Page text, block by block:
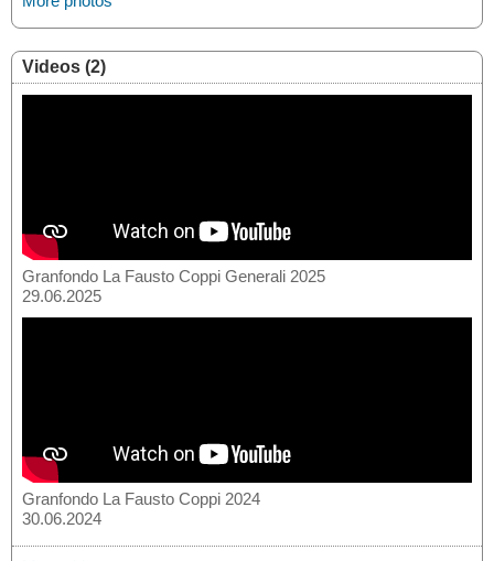
Videos (2)
Granfondo La Fausto Coppi Generali 2025
29.06.2025
Granfondo La Fausto Coppi 2024
30.06.2024